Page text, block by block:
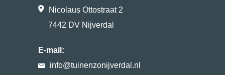
Nicolaus Ottostraat 2
7442 DV Nijverdal
E-mail:
info@tuinenzonijverdal.nl